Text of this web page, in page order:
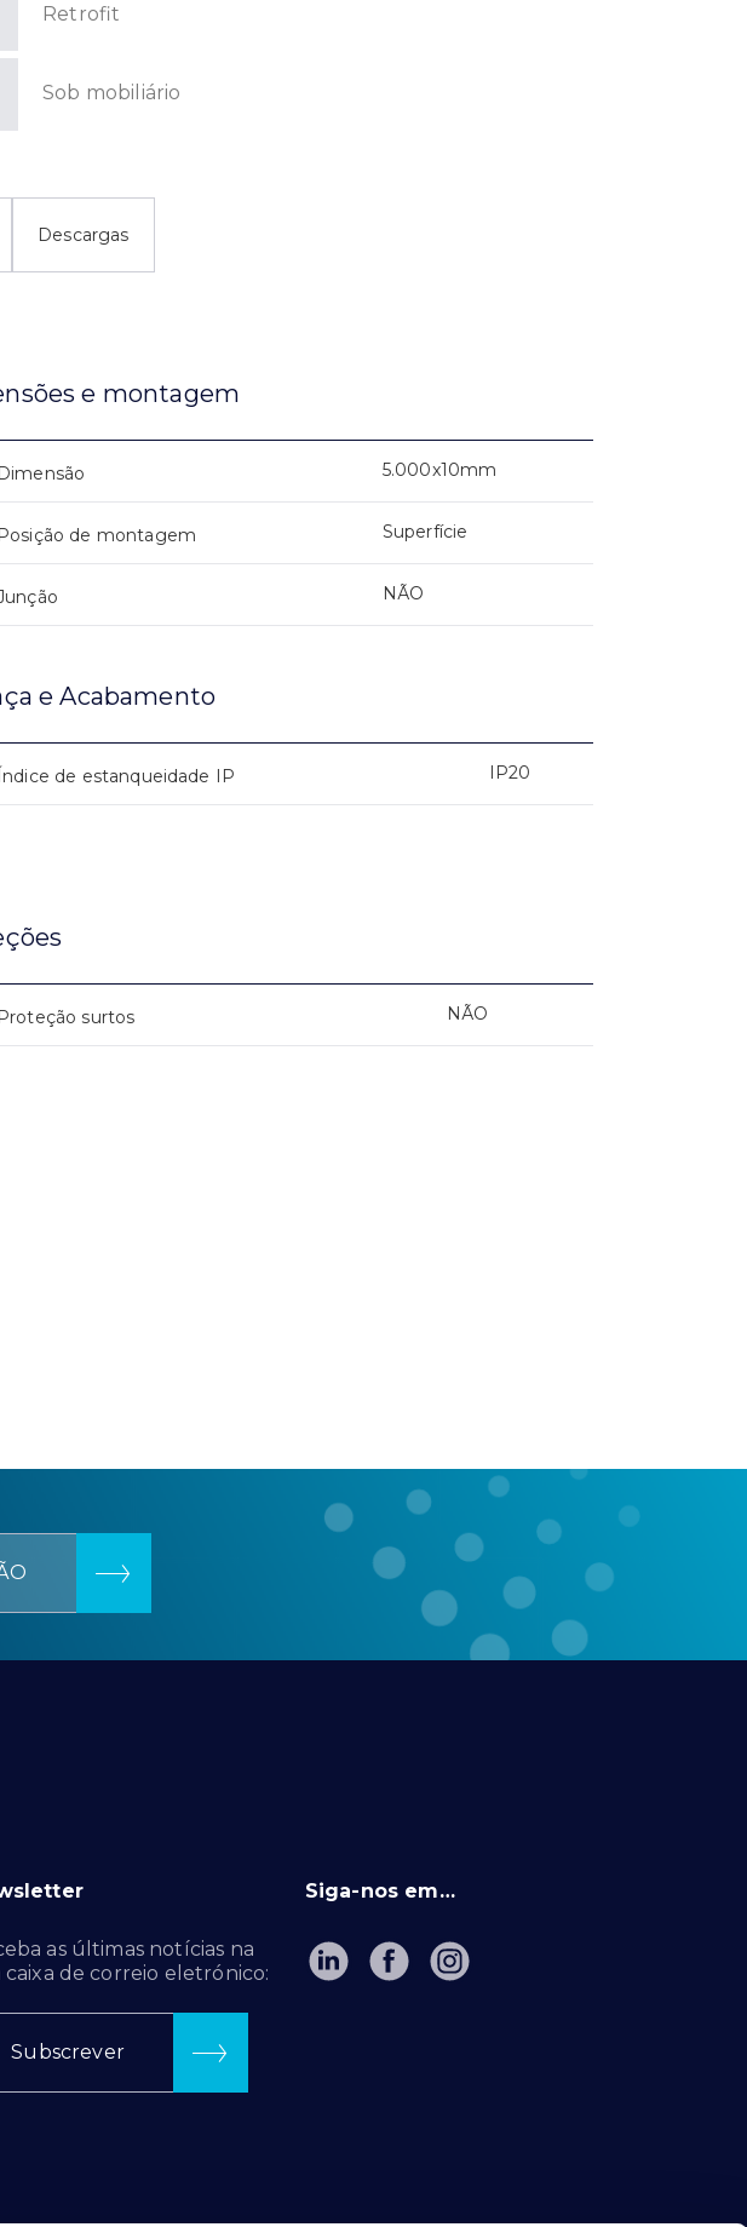
Retrofit
Sob mobiliário
Descargas
e montagem
Dimensão 5.000x10mm
Posição de montagem Superfície
NÃO
e Acabamento
Índice de estanqueidade IP IP20
Proteção surtos NÃO
as últimas notícias na
caixa de correio eletrónico:
Subscrever
Siga-nos em…